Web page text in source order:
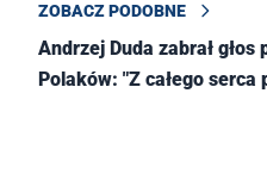
ZOBACZ PODOBNE
Andrzej Duda zabrał
Polaków: "Z całego serca